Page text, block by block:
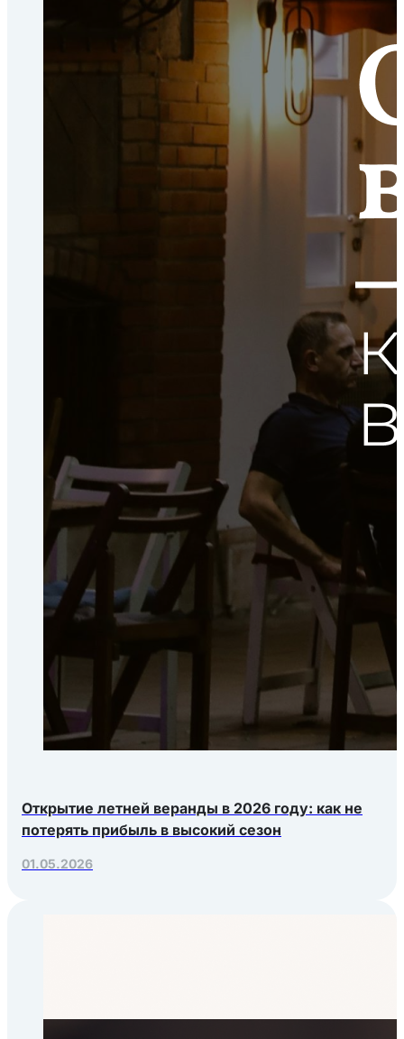
Открытие летней веранды в 2026 году: как не
потерять прибыль в высокий сезон
01.05.2026